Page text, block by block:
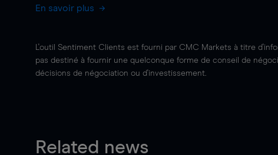
En savoir plus
L'outil Sentiment Clients est fourni par CMC Markets à titre
pas destiné à fournir une quelconque forme de conseil de
décisions de négociation ou d'investissement.
Related news